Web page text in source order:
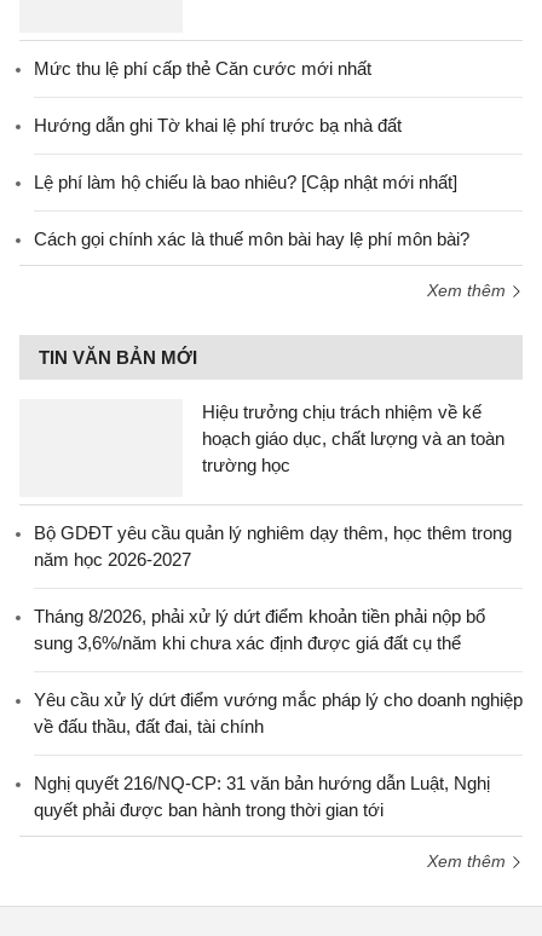
Mức thu lệ phí cấp thẻ Căn cước mới nhất
Hướng dẫn ghi Tờ khai lệ phí trước bạ nhà đất
Lệ phí làm hộ chiếu là bao nhiêu? [Cập nhật mới nhất]
Cách gọi chính xác là thuế môn bài hay lệ phí môn bài?
Xem thêm
TIN VĂN BẢN MỚI
Hiệu trưởng chịu trách nhiệm về kế
hoạch giáo dục, chất lượng và an toàn
trường học
Bộ GDĐT yêu cầu quản lý nghiêm dạy thêm, học thêm trong
năm học 2026-2027
Tháng 8/2026, phải xử lý dứt điểm khoản tiền phải nộp bổ
sung 3,6%/năm khi chưa xác định được giá đất cụ thể
Yêu cầu xử lý dứt điểm vướng mắc pháp lý cho doanh nghiệp
về đấu thầu, đất đai, tài chính
Nghị quyết 216/NQ-CP: 31 văn bản hướng dẫn Luật, Nghị
quyết phải được ban hành trong thời gian tới
Xem thêm